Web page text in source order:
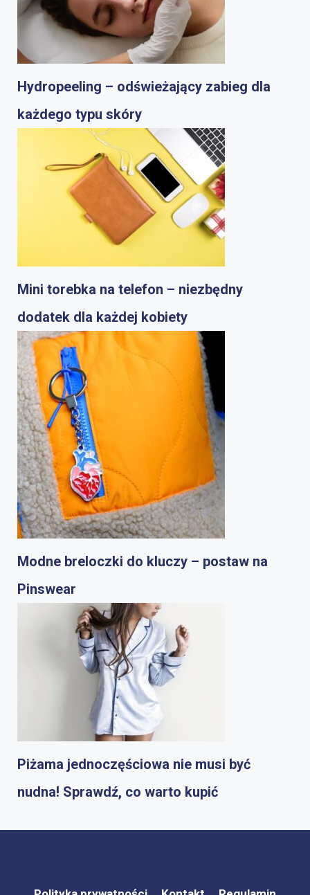
Hydropeeling – odświeżający zabieg dla
każdego typu skóry
Mini torebka na telefon – niezbędny
dodatek dla każdej kobiety
Modne breloczki do kluczy – postaw na
Pinswear
Piżama jednoczęściowa nie musi być
nudna! Sprawdź, co warto kupić